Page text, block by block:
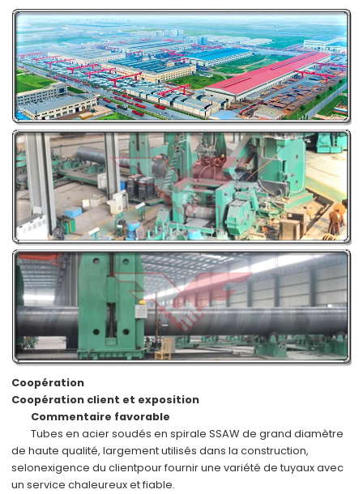
Coopération
Coopération client et exposition
Commentaire favorable
Tubes en acier soudés en spirale SSAW de grand diamètre
de haute qualité, largement utilisés dans la construction,
selonexigence du clientpour fournir une variété de tuyaux avec
un service chaleureux et fiable.